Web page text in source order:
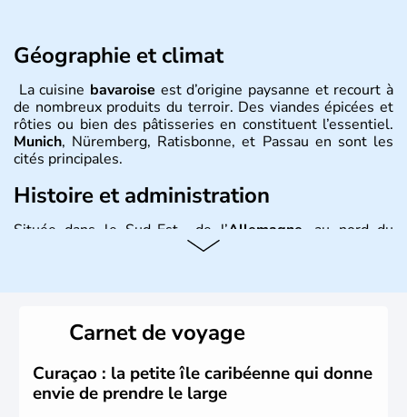
Géographie et climat
La cuisine bavaroise est d’origine paysanne et recourt à
de nombreux produits du terroir. Des viandes épicées et
rôties ou bien des pâtisseries en constituent l’essentiel.
Munich, Nüremberg, Ratisbonne, et Passau en sont les
cités principales.
Histoire et administration
Située dans le Sud-Est de l’Allemagne , au nord du
fait partie des seize
conservateur.Carnet de voyage
Curaçao : la petite île caribéenne qui donne
envie de prendre le large